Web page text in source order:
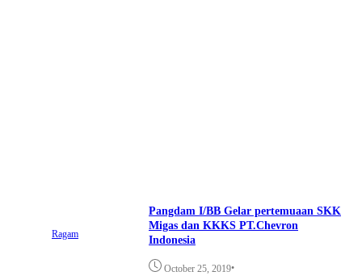
Ragam
Pangdam I/BB Gelar pertemuaan SKK
Migas dan KKKS PT.Chevron
Indonesia
October 25, 2019•